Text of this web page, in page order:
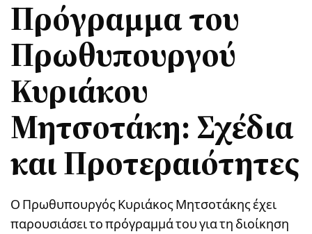
Πρόγραμμα του
Πρωθυπουργού
Κυριάκου
Μητσοτάκη: Σχέδια
και Προτεραιότητες
Ο Πρωθυπουργός Κυριάκος Μητσοτάκης έχει
παρουσιάσει το πρόγραμμά του για τη διοίκηση